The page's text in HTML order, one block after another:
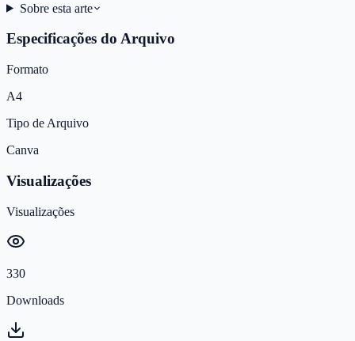
Sobre esta arte
Especificações do Arquivo
Formato
A4
Tipo de Arquivo
Canva
Visualizações
Visualizações
330
Downloads